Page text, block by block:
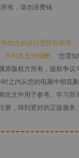
有，请勿浪费钱
内含的设计思想和原理
不向其支付报酬。”您需
原版权方所有，版权争议
之内从您的电脑中彻底
此文件用于参考、学习而
，得到更好的正版服务。